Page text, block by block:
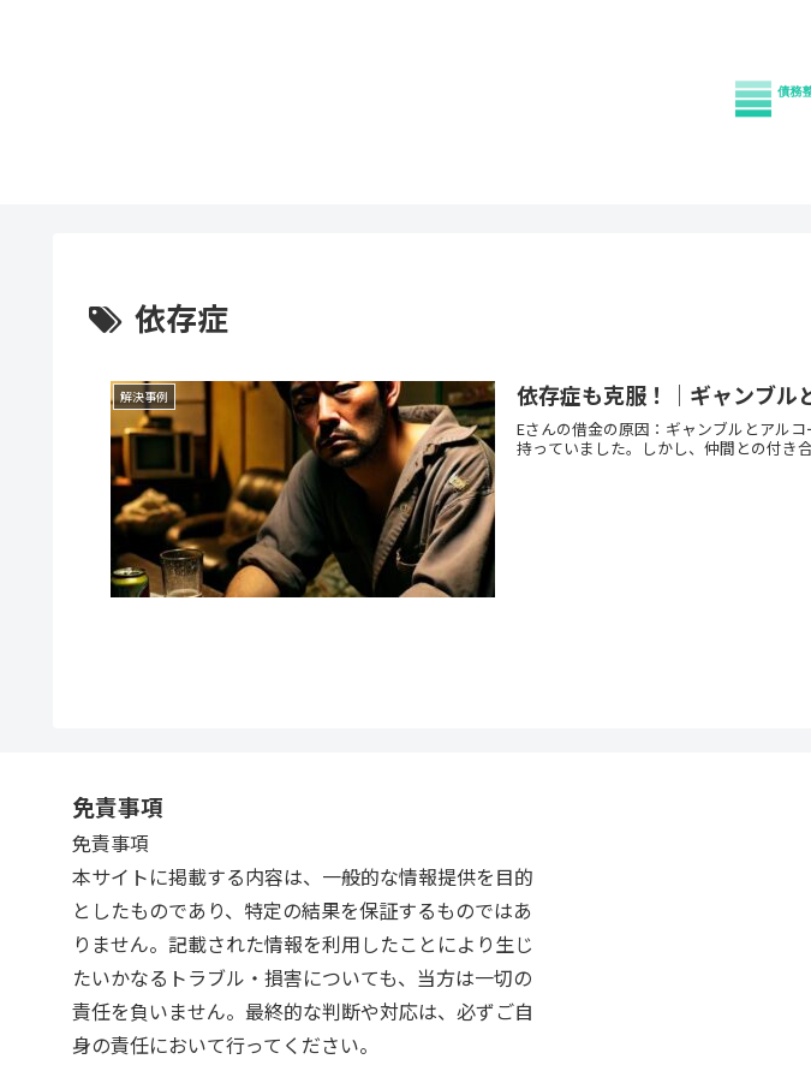
依存症
解決事例 依存症も克服！｜ギャンブル
Eさんの借金の原因：ギャンブルとアル
持っていました。しかし、仲間との付き
免責事項
免責事項
本サイトに掲載する内容は、一般的な情報提供を目的
としたものであり、特定の結果を保証するものではあ
りません。記載された情報を利用したことにより生じ
たいかなるトラブル・損害についても、当方は一切の
責任を負いません。最終的な判断や対応は、必ずご自
身の責任において行ってください。